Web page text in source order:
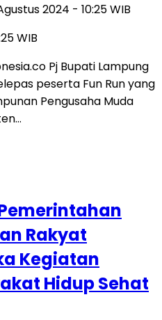
2024 - 10:25 WIB
WIB
Pj Bupati Lampung
peserta Fun Run yang
Pengusaha Muda
Rakyat
Kegiatan
Hidup Sehat